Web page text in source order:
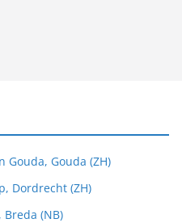
Gouda, Gouda (ZH)
Dordrecht (ZH)
Breda (NB)